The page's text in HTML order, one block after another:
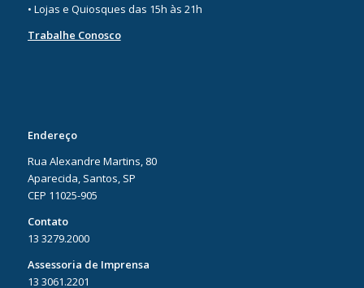
• Lojas e Quiosques das 15h às 21h
Trabalhe Conosco
Endereço
Rua Alexandre Martins, 80
Aparecida, Santos, SP
CEP 11025-905
Contato
13 3279.2000
Assessoria de Imprensa
13 3061.2201